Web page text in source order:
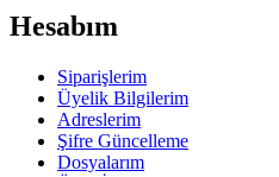
Hesabım
Siparişlerim
Üyelik Bilgilerim
Adreslerim
Şifre Güncelleme
Dosyalarım